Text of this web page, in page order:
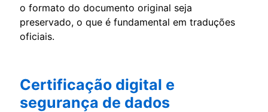
o formato do documento original seja
preservado, o que é fundamental em traduções
oficiais.
Certificação digital e
segurança de dados